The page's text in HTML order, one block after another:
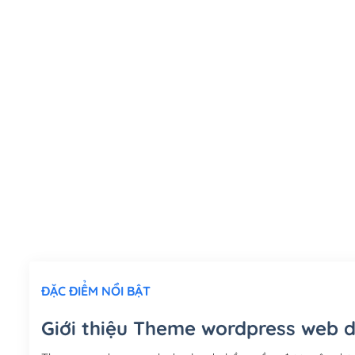
ĐẶC ĐIỂM NỔI BẬT
Giới thiệu Theme wordpress web